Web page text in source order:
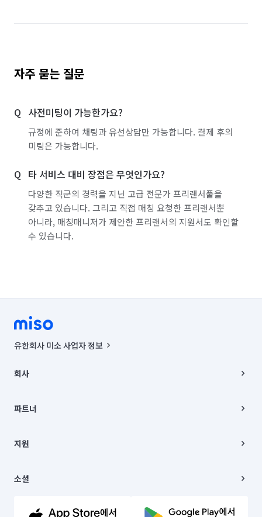
자주 묻는 질문
사전미팅이 가능한가요?
규정에 준하여 채팅과 유선상담만 가능합니다. 결제 후의
미팅은 가능합니다.
타 서비스 대비 장점은 무엇인가요?
다양한 직군의 경력을 지닌 고급 전문가 프리랜서풀을
갖추고 있습니다. 그리고 직접 매칭 요청한 프리랜서뿐
아니라, 매칭매니저가 제안한 프리랜서의 지원서도 확인할
수 있습니다.
유한회사 미소 사업자 정보
00019 |
주소 | 본사: 서울특별시 종로구 율곡로 6(중학동, 트윈트리빌딩) B동 5층
컨택센터 : 서울특별시 종로구 수송동 율곡로 24, 7층, 8층 미소
상품, 상품정보, 거래에 관한 의무와 책임은 거래당사자에게 있습니다.
언론 보도 관련 문의:
© 유한회사 미소. Miso, Inc. All Rights Reserved.
회사
채용
파트너
이사
지원
이용약관
문의하기
소셜
유튜브